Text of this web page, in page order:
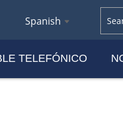
Spanish
TELEFÓNICO
de